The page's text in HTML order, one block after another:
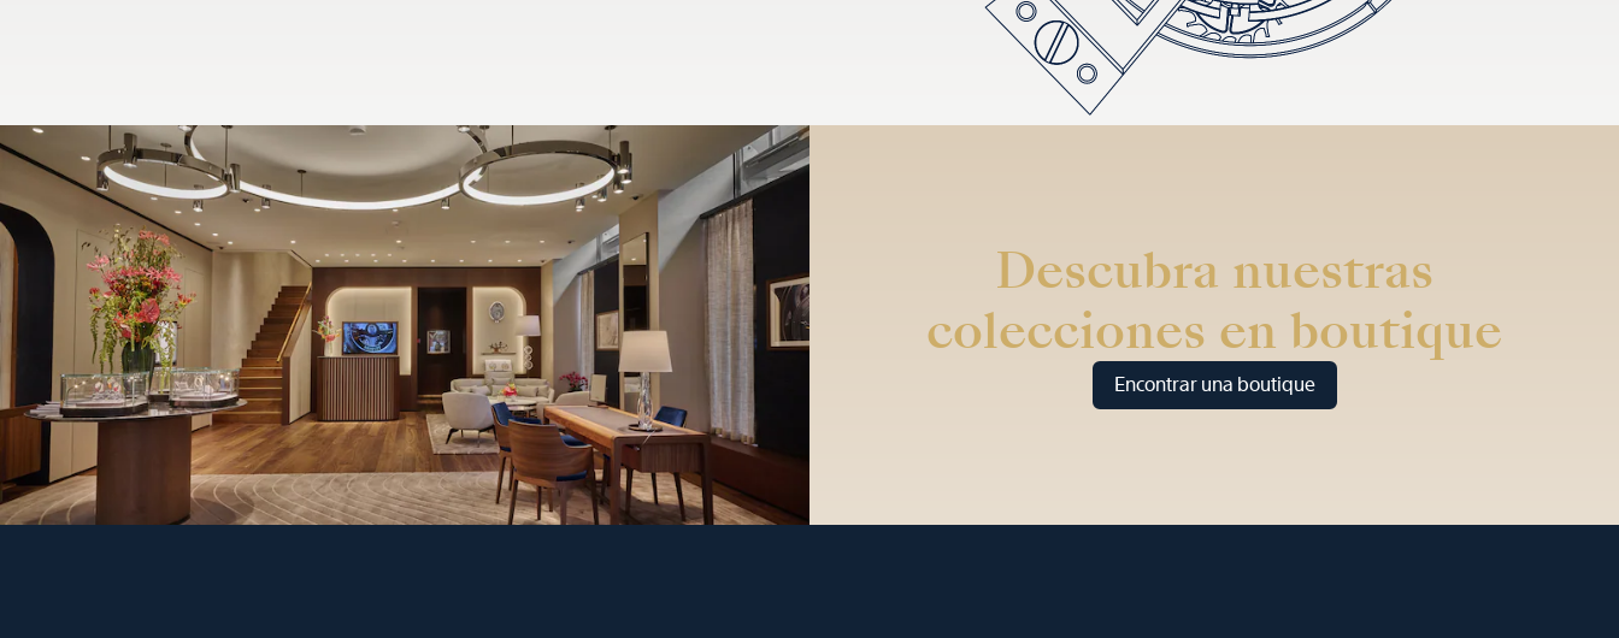
Descubra nuestras
colecciones en boutique
Encontrar una boutique